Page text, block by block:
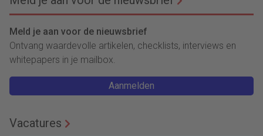
Meld je aan voor de nieuwsbrief
Ontvang waardevolle artikelen, checklists, interviews en
whitepapers in je mailbox.
Aanmelden
Vacatures